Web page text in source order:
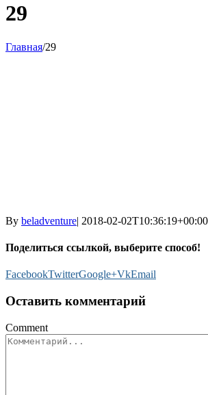
29
Главная/29
By beladventure| 2018-02-02T10:36:19+00:00
Поделиться ссылкой, выберите способ!
FacebookTwitterGoogle+VkEmail
Оставить комментарий
Comment